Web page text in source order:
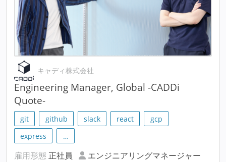
キャディ株式会社
Engineering Manager, Global -CADDi
Quote-
git github slack react
gcp
express
…
雇用形態 正社員
エンジニアリングマネージャー